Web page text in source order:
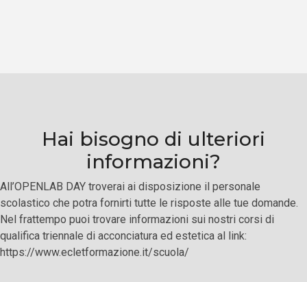
Hai bisogno di ulteriori
informazioni?
All’OPENLAB DAY troverai ai disposizione il personale
scolastico che potra fornirti tutte le risposte alle tue domande.
Nel frattempo puoi trovare informazioni sui nostri corsi di
qualifica triennale di acconciatura ed estetica al link:
https://www.ecletformazione.it/scuola/